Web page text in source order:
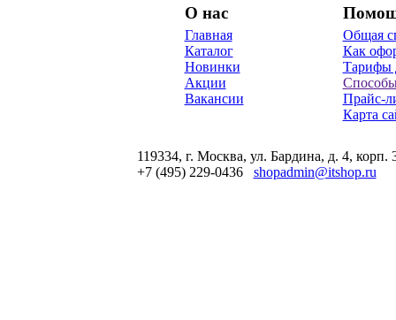
О нас
Главная
Каталог
Новинки
Акции
Вакансии
Общая
Как
Тарифы
Прайс-
Карта
119334, г. Москва, ул. Бардина, д. 4, корп.
+7 (495) 229-0436 shopadmin@itshop.ru